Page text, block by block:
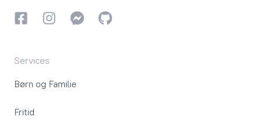
FacebookInstagramInstagram
GitHub
Services
Børn og Familie
Fritid